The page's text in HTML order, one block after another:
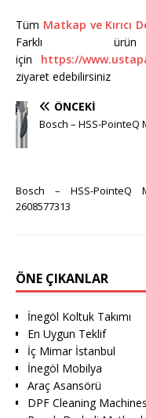
Tüm Matkap ve Kırıcı
Farklı
için https://
ziyaret edebilirsiniz
ÖNCEKI
Bosch – HSS-PointeQ
Bosch – HSS-
2608577313
ÖNE ÇIKANLAR
İnegöl Koltuk Takımı
En Uygun Teklif
İç Mimar İstanbul
İnegöl Mobilya
Araç Asansörü
DPF Cleaning Machines